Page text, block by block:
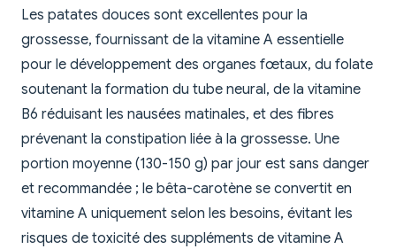
Les patates douces sont excellentes pour la
grossesse, fournissant de la vitamine A essentielle
pour le développement des organes fœtaux, du folate
soutenant la formation du tube neural, de la vitamine
B6 réduisant les nausées matinales, et des fibres
prévenant la constipation liée à la grossesse. Une
portion moyenne (130-150 g) par jour est sans danger
et recommandée ; le bêta-carotène se convertit en
vitamine A uniquement selon les besoins, évitant les
risques de toxicité des suppléments de vitamine A